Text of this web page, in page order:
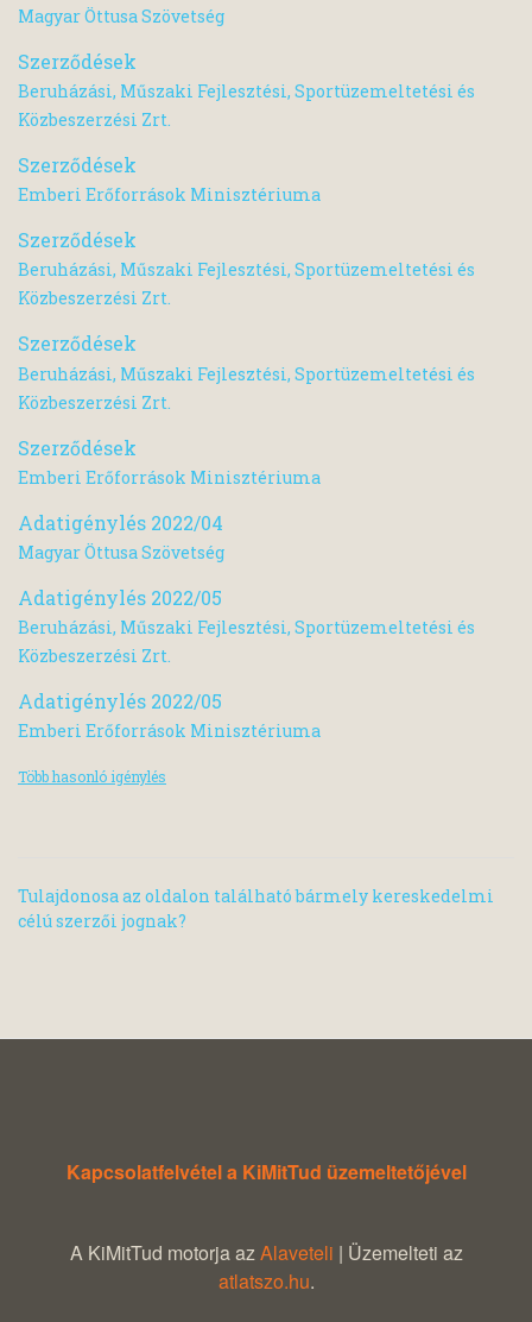
Magyar Öttusa Szövetség
Szerződések
Beruházási, Műszaki Fejlesztési, Sportüzemeltetési és
Közbeszerzési Zrt.
Szerződések
Emberi Erőforrások Minisztériuma
Szerződések
Beruházási, Műszaki Fejlesztési, Sportüzemeltetési és
Közbeszerzési Zrt.
Szerződések
Beruházási, Műszaki Fejlesztési, Sportüzemeltetési és
Közbeszerzési Zrt.
Szerződések
Emberi Erőforrások Minisztériuma
Adatigénylés 2022/04
Magyar Öttusa Szövetség
Adatigénylés 2022/05
Beruházási, Műszaki Fejlesztési, Sportüzemeltetési és
Közbeszerzési Zrt.
Adatigénylés 2022/05
Emberi Erőforrások Minisztériuma
Több hasonló igénylés
Tulajdonosa az oldalon található bármely kereskedelmi
célú szerzői jognak?
Kapcsolatfelvétel a KiMitTud üzemeltetőjével
A KiMitTud motorja azAlaveteli | Üzemelteti az
atlatszo.hu.